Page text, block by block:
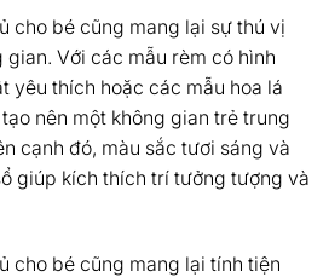
cho bé cũng mang lại sự thú vị
gian. Với các mẫu rèm có hình
yêu thích hoặc các mẫu hoa lá
nên một không gian trẻ trung
cạnh đó, màu sắc tươi sáng và
giúp kích thích trí tưởng tượng và
cho bé cũng mang lại tính tiện